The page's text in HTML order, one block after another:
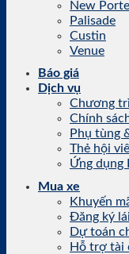
New
Palisade
Custin
Venue
Báo giá
Dịch vụ
Chương
Chính
Phụ tùng
Thẻ hội
Ứng dụng
Mua xe
Khuyến
Đăng ký
Dự toán
Hỗ trợ tài